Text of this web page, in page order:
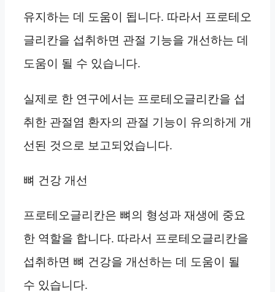
유지하는 데 도움이 됩니다. 따라서 프로테오
글리칸을 섭취하면 관절 기능을 개선하는 데
도움이 될 수 있습니다.
실제로 한 연구에서는 프로테오글리칸을 섭
취한 관절염 환자의 관절 기능이 유의하게 개
선된 것으로 보고되었습니다.
뼈 건강 개선
프로테오글리칸은 뼈의 형성과 재생에 중요
한 역할을 합니다. 따라서 프로테오글리칸을
섭취하면 뼈 건강을 개선하는 데 도움이 될
수 있습니다.